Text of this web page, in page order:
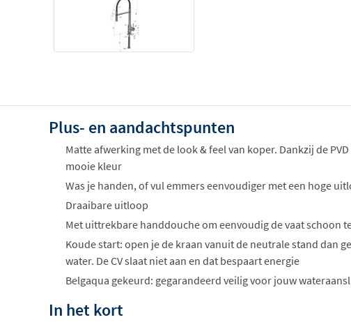
Plus- en aandachtspunten
Matte afwerking met de look & feel van koper. Dankzij de
mooie kleur
Was je handen, of vul emmers eenvoudiger met een hoge
Draaibare uitloop
Met uittrekbare handdouche om eenvoudig de vaat schoon
Koude start: open je de kraan vanuit de neutrale stand dan
water. De CV slaat niet aan en dat bespaart energie
Belgaqua gekeurd: gegarandeerd veilig voor jouw
In het kort